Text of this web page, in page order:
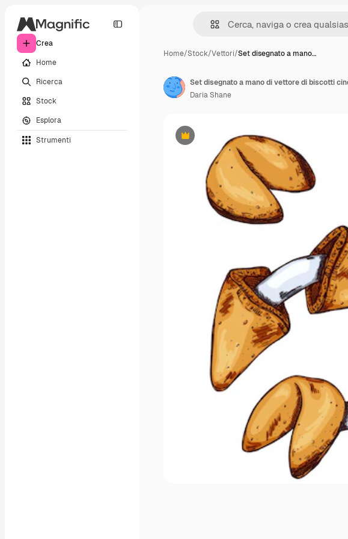
Crea
Home
Ricerca
Stock
Esplora
Strumenti
Home/Stock/Vettori/Set disegnato a mano…
Premium
Daria Shane